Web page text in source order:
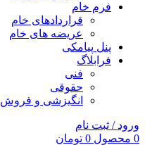
فرم خام
قراردادهای خام
عریضه های خام
پنل پیامکی
فرابلاگ
فنی
حقوقی
انگیزشی و فروش
ورود / ثبت نام
0 محصول 0 تومان